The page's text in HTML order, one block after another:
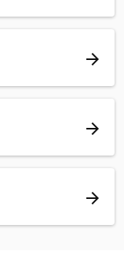
arrow_forward
arrow_forward
arrow_forward